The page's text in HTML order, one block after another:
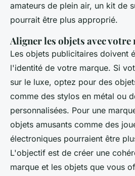
amateurs de plein air, un kit de
pourrait être plus approprié.
Aligner les objets avec votre
Les objets publicitaires doivent
l'identité de votre marque. Si
sur le luxe, optez pour des
comme des stylos en métal ou
personnalisées. Pour une
objets amusants comme des
électroniques pourraient être
L'objectif est de créer une
marque et les objets que vous